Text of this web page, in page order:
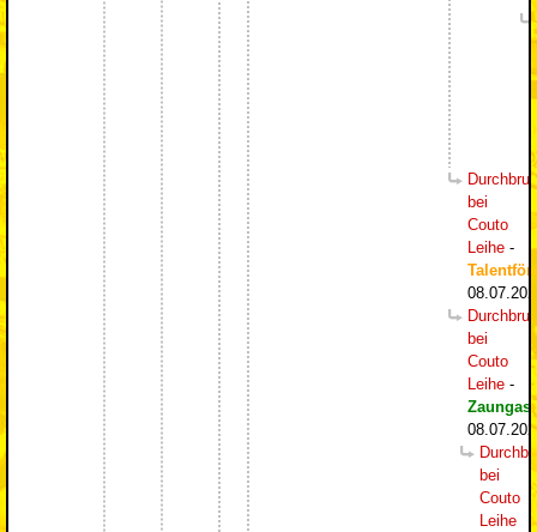
bei
Couto
Leihe -
bei
Couto
Leihe -
Zaungast
bei
Couto
Leihe